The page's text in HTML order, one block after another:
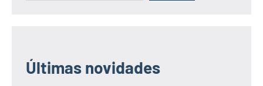
Últimas novidades